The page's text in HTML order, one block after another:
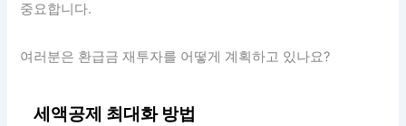
중요합니다.
여러분은 환급금 재투자를 어떻게 계획하고 있나요?
세액공제 최대화 방법